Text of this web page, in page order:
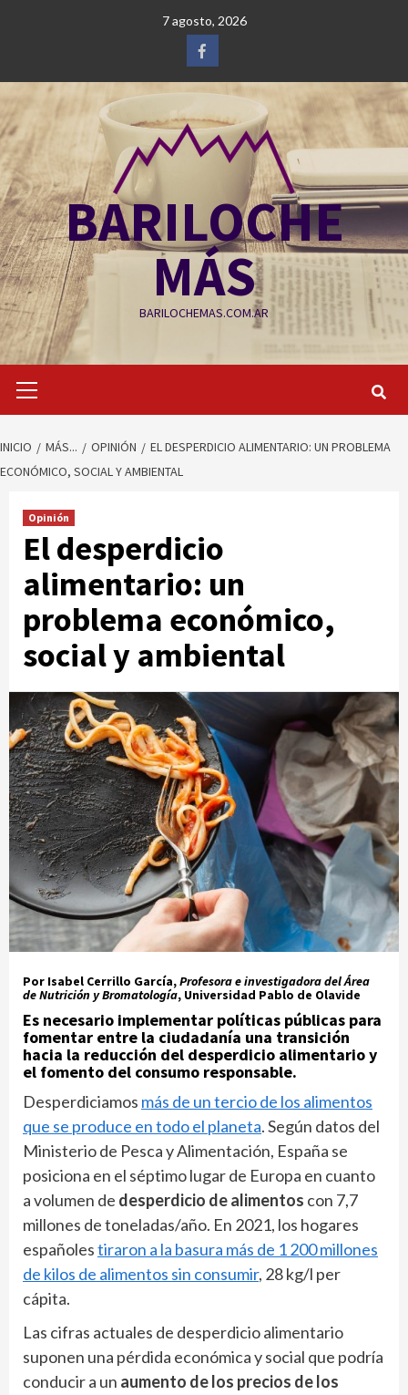
7 agosto, 2026
Facebook
BARILOCHE
MÁS
BARILOCHEMAS.COM.AR
primario
INICIO MÁS... OPINIÓN
EL DESPERDICIO ALIMENTARIO: UN PROBLEMA
ECONÓMICO, SOCIAL Y AMBIENTAL
Opinión
El desperdicio
alimentario: un
problema económico,
social y ambiental
Por Isabel Cerrillo García,Profesora e investigadora del Área
de Nutrición y Bromatología, Universidad Pablo de Olavide
Es necesario implementar políticas públicas para
fomentar entre la ciudadanía una transición
hacia la reducción del desperdicio alimentario y
el fomento del consumo responsable.
Desperdiciamos más de un tercio de los alimentos
que se produce en todo el planeta. Según datos del
Ministerio de Pesca y Alimentación, España se
posiciona en el séptimo lugar de Europa en cuanto
a volumen de desperdicio de alimentos con 7,7
millones de toneladas/año. En 2021, los hogares
españolestiraron a la basura más de 1 200 millones
de kilos de alimentos sin consumir, 28 kg/l per
cápita.
Las cifras actuales de desperdicio alimentario
suponen una pérdida económica y social que podría
conducir a un aumento de los precios de los